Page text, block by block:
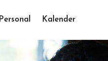
Personal Kalender